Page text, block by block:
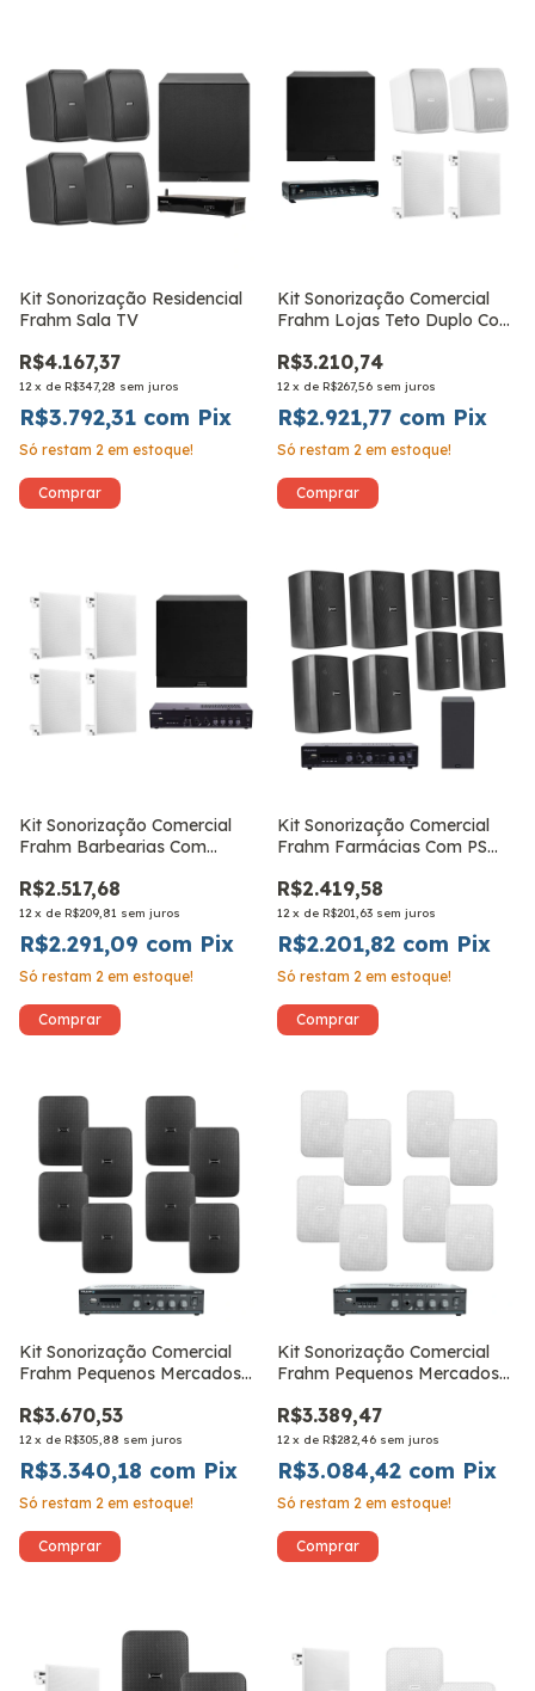
Kit Sonorização Residencial
Frahm Sala TV
R$4.167,37
12 x de R$347,28 sem juros
R$3.792,31 com Pix
Só restam 2 em estoque!
Kit Sonorização Comercial
Frahm Lojas Teto Duplo Com
R$3.210,74
12 x de R$267,56 sem juros
R$2.921,77 com Pix
Só restam 2 em estoque!
Kit Sonorização Comercial
Frahm Barbearias Com
R$2.517,68
12 x de R$209,81 sem juros
R$2.291,09 com Pix
Só restam 2 em estoque!
Kit Sonorização Comercial
Frahm Farmácias Com PS
R$2.419,58
12 x de R$201,63 sem juros
R$2.201,82 com Pix
Só restam 2 em estoque!
Kit Sonorização Comercial
Frahm Pequenos Mercados
R$3.670,53
12 x de R$305,88 sem juros
R$3.340,18 com Pix
Só restam 2 em estoque!
Kit Sonorização Comercial
Frahm Pequenos Mercados
R$3.389,47
12 x de R$282,46 sem juros
R$3.084,42 com Pix
Só restam 2 em estoque!